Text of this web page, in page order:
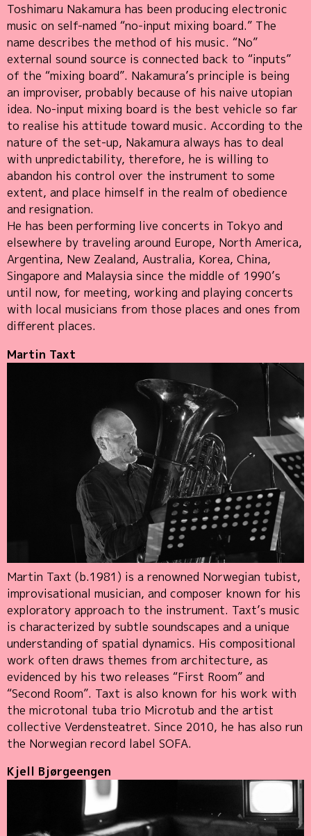
Toshimaru Nakamura has been producing electronic
music on self-named “no-input mixing board.” The
name describes the method of his music. “No”
external sound source is connected back to “inputs”
of the “mixing board”. Nakamura’s principle is being
an improviser, probably because of his naive utopian
idea. No-input mixing board is the best vehicle so far
to realise his attitude toward music. According to the
nature of the set-up, Nakamura always has to deal
with unpredictability, therefore, he is willing to
abandon his control over the instrument to some
extent, and place himself in the realm of obedience
and resignation.
He has been performing live concerts in Tokyo and
elsewhere by traveling around Europe, North America,
Argentina, New Zealand, Australia, Korea, China,
Singapore and Malaysia since the middle of 1990’s
until now, for meeting, working and playing concerts
with local musicians from those places and ones from
different places.
Martin Taxt
Martin Taxt (b.1981) is a renowned Norwegian tubist,
improvisational musician, and composer known for his
exploratory approach to the instrument. Taxt’s music
is characterized by subtle soundscapes and a unique
understanding of spatial dynamics. His compositional
work often draws themes from architecture, as
evidenced by his two releases “First Room” and
“Second Room”. Taxt is also known for his work with
the microtonal tuba trio Microtub and the artist
collective Verdensteatret. Since 2010, he has also run
the Norwegian record label SOFA.
Kjell Bjørgeengen